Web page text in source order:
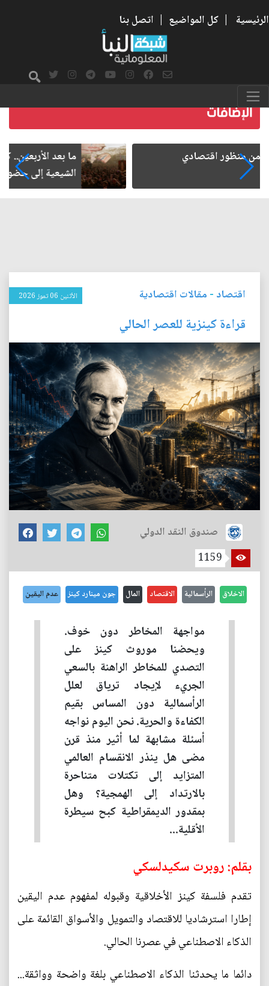
الرئيسية | كل المواضيع | اتصل بنا
ما بعد الأربعين.. كيف اتسعت الزيارة من هويتها
الشيعية إلى حضور عالمي؟
اقتصاد - مقالات اقتصادية الأثنين 06 تموز 2026
قراءة كينزية للعصر الحالي
صندوق النقد الدولي
1159
الاخلاق الرأسمالية الاقتصاد المال جون مينارد كينز عدم اليقين
مواجهة المخاطر دون خوف.
ويحضنا موروث كينز على
التصدي للمخاطر الراهنة بالسعي
الجريء لإيجاد ترياق لعلل
الرأسمالية دون المساس بقيم
الكفاءة والحرية. نحن اليوم نواجه
أسئلة مشابهة لما أثير منذ قرن
مضى هل ينذر الانقسام العالمي
المتزايد إلى تكتلات متناحرة
بالارتداد إلى الهمجية؟ وهل
بمقدور الديمقراطية كبح سيطرة
الأقلية...
بقلم: روبرت سكيدلسكي
تقدم فلسفة كينز الأخلاقية وقبوله لمفهوم عدم اليقين
إطارا استرشاديا للاقتصاد والتمويل والأسواق القائمة على
الذكاء الاصطناعي في عصرنا الحالي.
دائما ما يحدثنا الذكاء الاصطناعي بلغة واضحة وواثقة...